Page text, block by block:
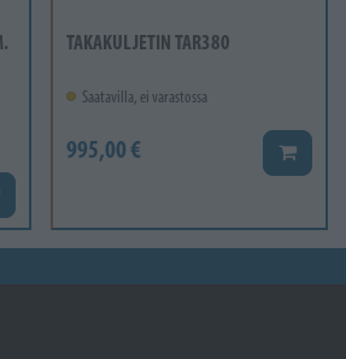
koriin
TAKAKULJETIN TAR380
Saatavilla, ei varastossa
995,00 € Lisää